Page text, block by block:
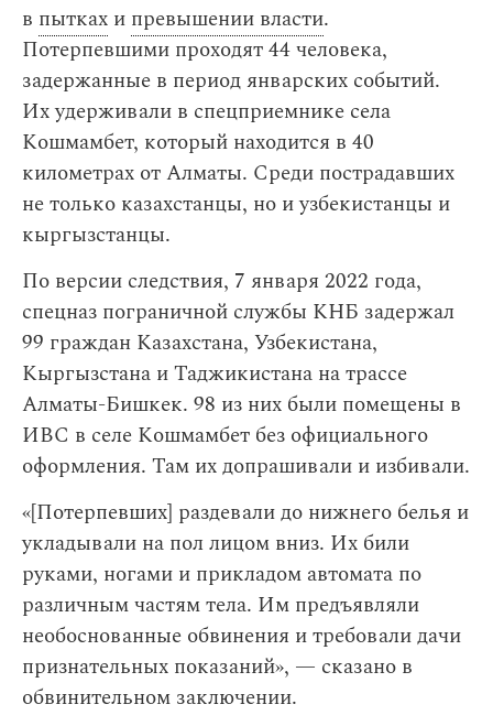
в пытках и превышении власти.
Потерпевшими проходят 44 человека,
задержанные в период январских событий.
Их удерживали в спецприемнике села
Кошмамбет, который находится в 40
километрах от Алматы. Среди пострадавших
не только казахстанцы, но и узбекистанцы и
кыргызстанцы.
По версии следствия, 7 января 2022 года,
спецназ пограничной службы КНБ задержал
99 граждан Казахстана, Узбекистана,
Кыргызстана и Таджикистана на трассе
Алматы-Бишкек. 98 из них были помещены в
ИВС в селе Кошмамбет без официального
оформления. Там их допрашивали и избивали.
«[Потерпевших] раздевали до нижнего белья и
укладывали на пол лицом вниз. Их били
руками, ногами и прикладом автомата по
различным частям тела. Им предъявляли
необоснованные обвинения и требовали дачи
признательных показаний», — сказано в
обвинительном заключении.